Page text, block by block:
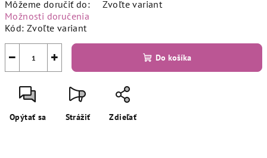
Môžeme doručiť do:
Zvoľte variant
Možnosti doručenia
Kód: Zvoľte variant
+
− Do košíka
Opýtať sa Strážiť Zdieľať